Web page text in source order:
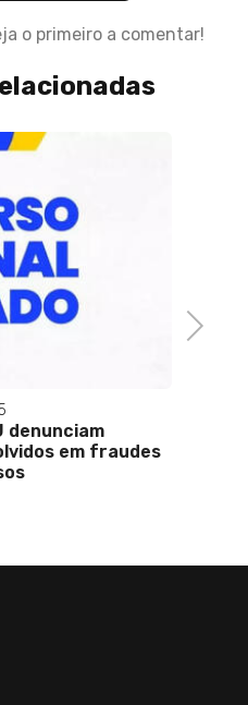
o primeiro a comentar!
de 2025
relembra dois anos
Sempre será
Next